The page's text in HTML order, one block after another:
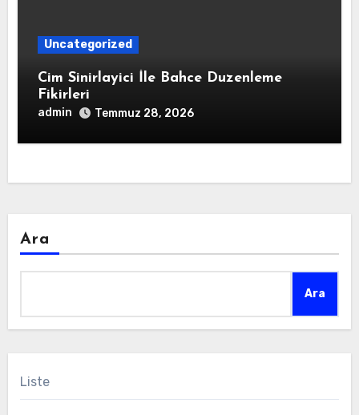
Uncategorized
Cim Sinirlayici İle Bahce Duzenleme
Fikirleri
admin Temmuz 28, 2026
Ara
Ara
Liste